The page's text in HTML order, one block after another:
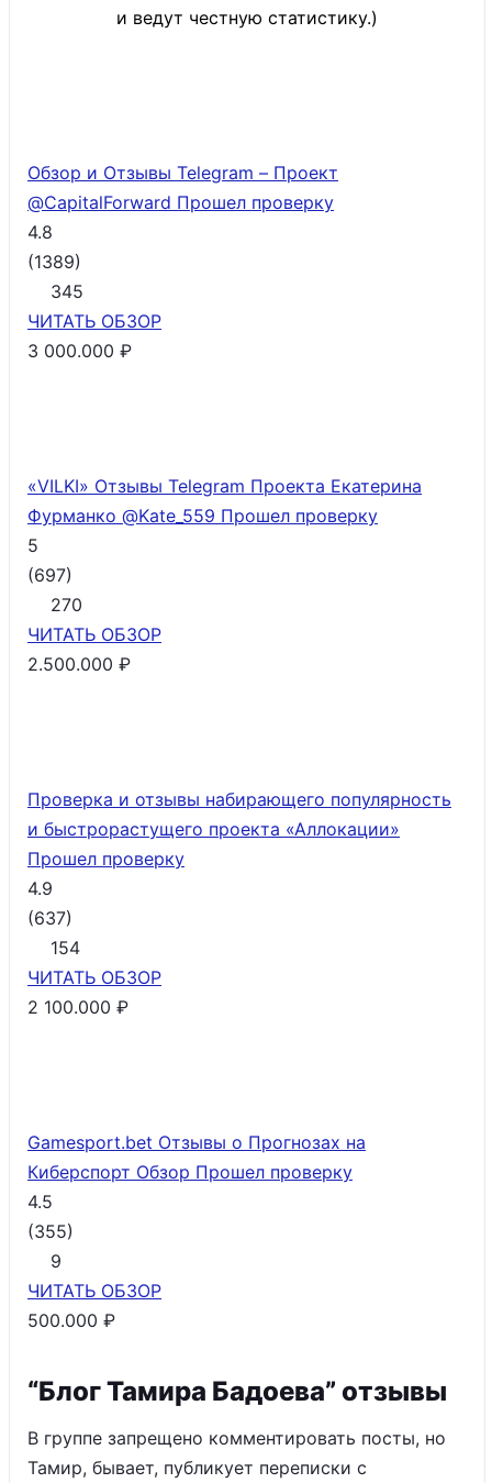
и ведут честную статистику.)
Обзор и Отзывы Telegram – Проект
@CapitalForward Прошел проверку
4.8
(1389)
345
ЧИТАТЬ ОБЗОР
3 000.000 ₽
«VILKI» Отзывы Telegram Проекта Екатерина
Фурманко @Kate_559 Прошел проверку
5
(697)
270
ЧИТАТЬ ОБЗОР
2.500.000 ₽
Проверка и отзывы набирающего популярность
и быстрорастущего проекта «Аллокации»
Прошел проверку
4.9
(637)
154
ЧИТАТЬ ОБЗОР
2 100.000 ₽
Gamesport.bet Отзывы о Прогнозах на
Киберспорт Обзор Прошел проверку
4.5
(355)
9
ЧИТАТЬ ОБЗОР
500.000 ₽
“Блог Тамира Бадоева” отзывы
В группе запрещено комментировать посты, но
Тамир, бывает, публикует переписки с